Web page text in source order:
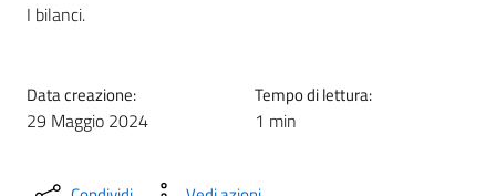
I bilanci.
Data creazione:
29 Maggio 2024
Tempo di lettura:
1 min